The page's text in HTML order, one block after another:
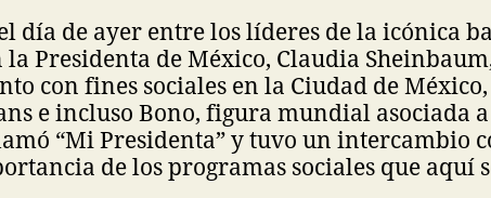
día de ayer entre los líderes de la icónica
Presidenta de México, Claudia
con fines sociales en la Ciudad de México,
e incluso Bono, figura mundial asociada a
“Mi Presidenta” y tuvo un intercambio
de los programas sociales que aquí